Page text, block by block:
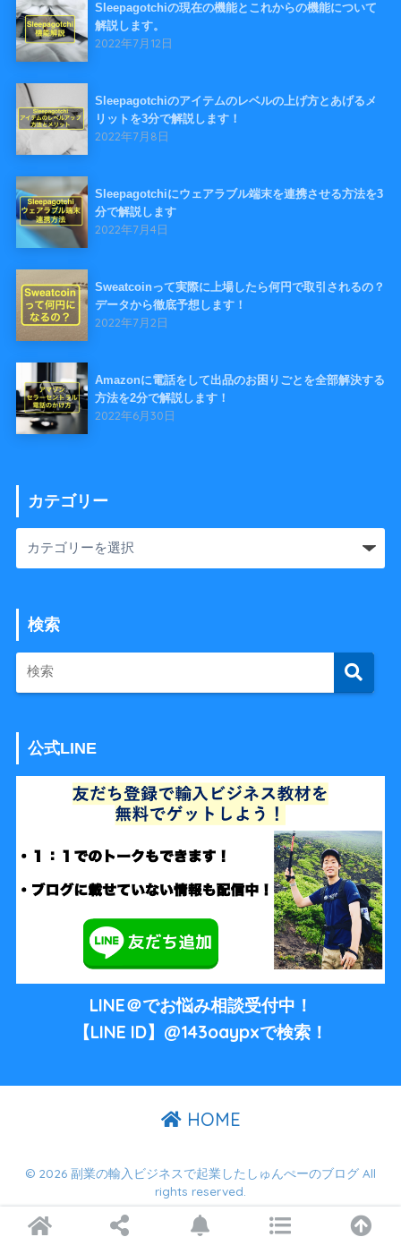
Sleepagotchiの現在の機能とこれからの機能について
解説します。
2022年7月12日
Sleepagotchiのアイテムのレベルの上げ方とあげるメ
リットを3分で解説します！
2022年7月8日
Sleepagotchiにウェアラブル端末を連携させる方法を3
分で解説します
2022年7月4日
Sweatcoinって実際に上場したら何円で取引されるの？
データから徹底予想します！
2022年7月2日
Amazonに電話をして出品のお困りごとを全部解決する
方法を2分で解説します！
2022年6月30日
カテゴリー
検索
公式LINE
LINE＠でお悩み相談受付中！
【LINE ID】@143oaypxで検索！
HOME
© 2026 副業の輸入ビジネスで起業したしゅんぺーのブログ All
rights reserved.